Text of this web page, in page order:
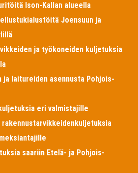
Ison-Kallan alueella
Joensuun ja
ja työkoneiden kuljetuksia
ja laitureiden asennusta Pohjois-
eri valmistajille
rakennustarvikkeidenkuljetuksia
saariin Etelä- ja Pohjois-